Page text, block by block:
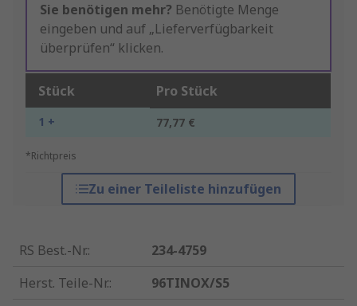
Sie benötigen mehr? Benötigte Menge
eingeben und auf „Lieferverfügbarkeit
überprüfen“ klicken.
Stück Pro Stück
1 + 77,77 €
*Richtpreis
Zu einer Teileliste hinzufügen
RS Best.-Nr.:
234-4759
Herst. Teile-Nr.:
96TINOX/S5